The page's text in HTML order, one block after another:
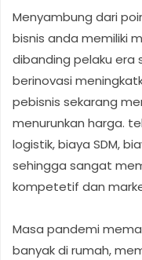
Menyambung dari
bisnis anda memiliki
dibanding pelaku era
berinovasi
pebisnis sekarang
menurunkan harga.
logistik, biaya SDM,
sehingga sangat
kompetetif dan
Masa pandemi
banyak di rumah,